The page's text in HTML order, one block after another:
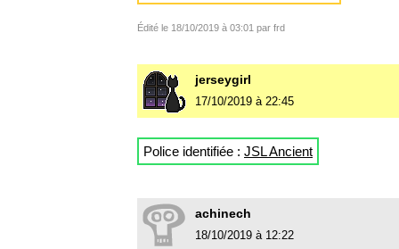
Édité le 18/10/2019 à 03:01 par frd
jerseygirl
17/10/2019 à 22:45
Police identifiée : JSL Ancient
achinech
18/10/2019 à 12:22